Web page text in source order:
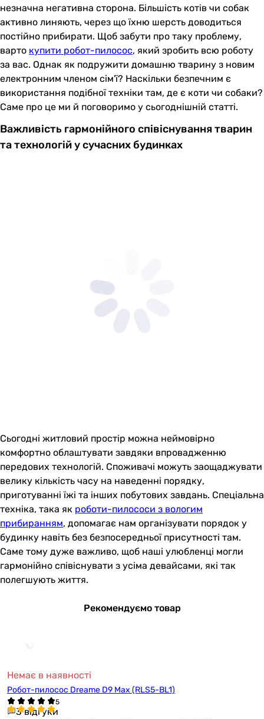
незначна негативна сторона. Більшість котів чи собак
активно линяють, через що їхню шерсть доводиться
постійно прибирати. Щоб забути про таку проблему,
варто купити робот-пилосос, який зробить всю роботу
за вас. Однак як подружити домашню тварину з новим
електронним членом сім'ї? Наскільки безпечним є
використання подібної техніки там, де є коти чи собаки?
Саме про це ми й поговоримо у сьогоднішній статті.
Важливість гармонійного співіснування тварин
та технологій у сучасних будинках
Сьогодні житловий простір можна неймовірно
комфортно облаштувати завдяки впровадженню
передових технологій. Споживачі можуть заощаджувати
велику кількість часу на наведенні порядку,
приготуванні їжі та інших побутових завдань. Спеціальна
техніка, така як роботи-пилососи з вологим
прибиранням, допомагає нам організувати порядок у
будинку навіть без безпосередньої присутності там.
Саме тому дуже важливо, щоб наші улюбленці могли
гармонійно співіснувати з усіма девайсами, які так
полегшують життя.
Рекомендуємо товар
Немає в наявності
Робот-пилосос Dreame D9 Max (RLS5-BL1)
3 відгуки